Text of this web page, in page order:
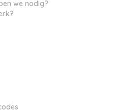
we nodig?